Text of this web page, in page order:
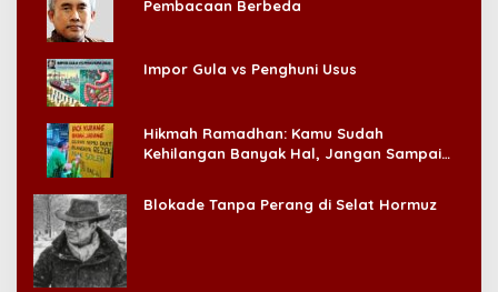
Pembacaan Berbeda
Impor Gula vs Penghuni Usus
Hikmah Ramadhan: Kamu Sudah
Kehilangan Banyak Hal, Jangan Sampai
Blokade Tanpa Perang di Selat Hormuz